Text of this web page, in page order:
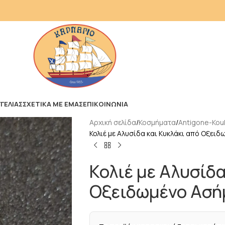
ΣΧΕΤΙΚΑ ΜΕ ΕΜΑΣΕΠΙΚΟΙΝΩΝΙΑ
Αρχική σελίδα Κοσμήματα Antigone-
Κολιέ με Αλυσίδα και Κυκλάκι από
Κολιέ με
Οξειδωμένο